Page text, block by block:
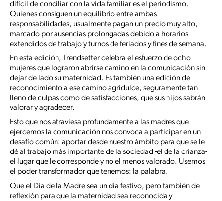
difícil de conciliar con la vida familiar es el periodismo.
Quienes consiguen un equilibrio entre ambas
responsabilidades, usualmente pagan un precio muy alto,
marcado por ausencias prolongadas debido a horarios
extendidos de trabajo y turnos de feriados y fines de semana.
En esta edición, Trendsetter celebra el esfuerzo de ocho
mujeres que lograron abrirse camino en la comunicación sin
dejar de lado su maternidad. Es también una edición de
reconocimiento a ese camino agridulce, seguramente tan
lleno de culpas como de satisfacciones, que sus hijos sabrán
valorar y agradecer.
Esto que nos atraviesa profundamente a las madres que
ejercemos la comunicación nos convoca a participar en un
desafío común: aportar desde nuestro ámbito para que se le
dé al trabajo más importante de la sociedad -el de la crianza-
el lugar que le corresponde y no el menos valorado. Usemos
el poder transformador que tenemos: la palabra.
Que el Día de la Madre sea un día festivo, pero también de
reflexión para que la maternidad sea reconocida y